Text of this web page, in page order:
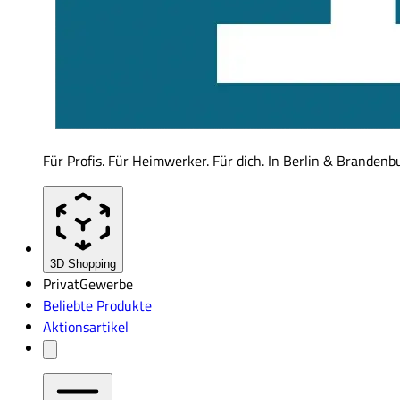
Für Profis. Für Heimwerker. Für dich. In Berlin &
3D Shopping
PrivatGewerbe
Beliebte Produkte
Aktionsartikel